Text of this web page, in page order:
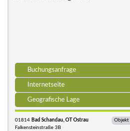
Buchungsanfrage
Internetseite
Geografische Lage
01814 Bad Schandau, OT Ostrau
Falkensteinstraße 3B
Objekt